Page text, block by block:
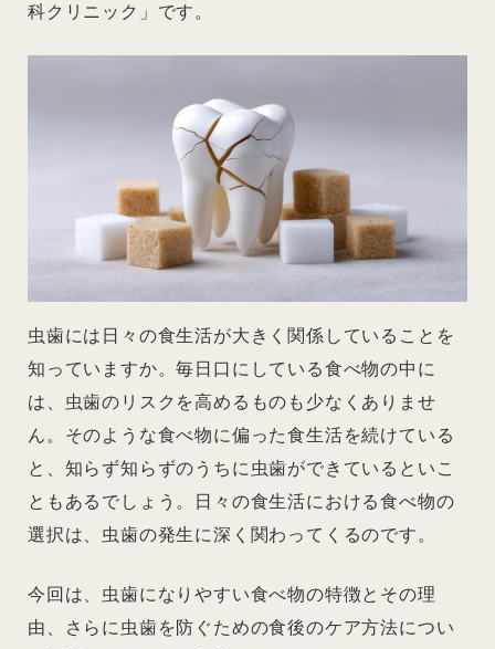
科クリニック」です。
虫歯には日々の食生活が大きく関係していることを
知っていますか。毎日口にしている食べ物の中に
は、虫歯のリスクを高めるものも少なくありませ
ん。そのような食べ物に偏った食生活を続けている
と、知らず知らずのうちに虫歯ができているといこ
ともあるでしょう。日々の食生活における食べ物の
選択は、虫歯の発生に深く関わってくるのです。
今回は、虫歯になりやすい食べ物の特徴とその理
由、さらに虫歯を防ぐための食後のケア方法につい